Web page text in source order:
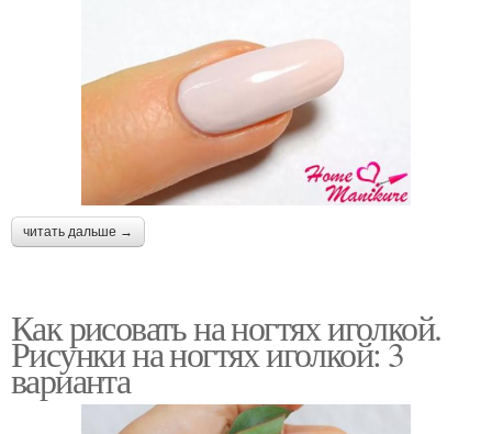
читать дальше →
Как рисовать на ногтях иголкой.
Рисунки на ногтях иголкой: 3
варианта